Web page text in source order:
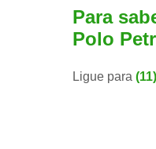
Para
Polo
Ligue para